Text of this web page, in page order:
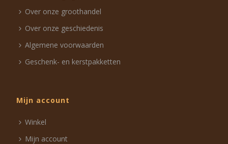
Over onze groothandel
Over onze geschiedenis
Algemene voorwaarden
Geschenk- en kerstpakketten
Mijn account
Winkel
Mijn account